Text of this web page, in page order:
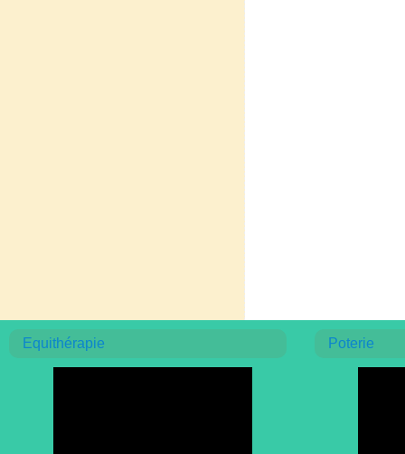
Equithérapie Poterie